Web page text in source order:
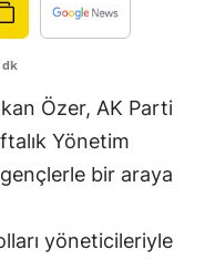
Edirne
Erzincan
Erzurum
Gaziantep
dk
Özer, AK Parti
Yönetim
gençlerle bir araya
yöneticileriyle